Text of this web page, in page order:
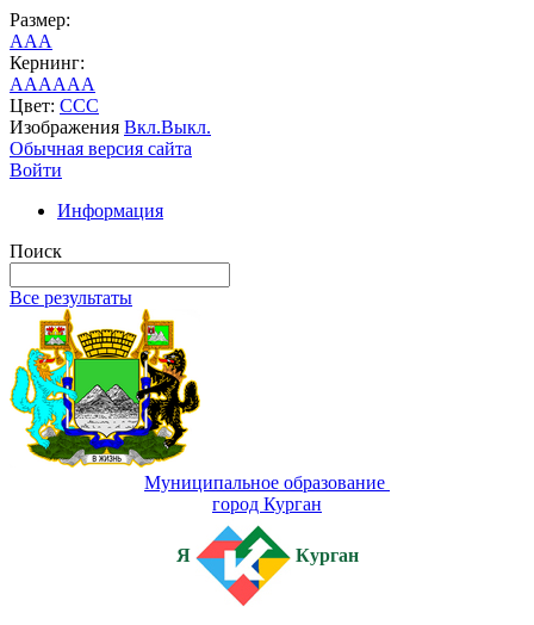
Размер:
AAA
Кернинг:
AAAAAA
Цвет: CCC
Изображения Вкл.Выкл.
Обычная версия сайта
Войти
Информация
Поиск
Все результаты
Муниципальное образование
город Курган
Я Курган